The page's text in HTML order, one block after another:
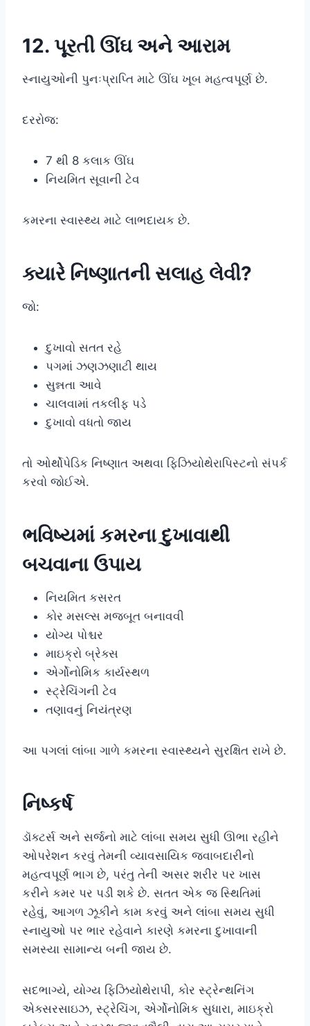
12. પૂરતી ઊંઘ અને આરામ
સ્નાયુઓની પુનઃપ્રાપ્તિ માટે ઊંઘ ખૂબ મહત્વપૂર્ણ છે.
દરરોજ:
7 થી 8 કલાક ઊંઘ
નિયમિત સૂવાની ટેવ
કમરના સ્વાસ્થ્ય માટે લાભદાયક છે.
ક્યારે નિષ્ણાતની સલાહ લેવી?
જો:
દુખાવો સતત રહે
પગમાં ઝણઝણાટી થાય
સુન્નતા આવે
ચાલવામાં તકલીફ પડે
દુખાવો વધતો જાય
તો ઓર્થોપેડિક નિષ્ણાત અથવા ફિઝિયોથેરાપિસ્ટનો સંપર્ક
કરવો જોઈએ.
ભવિષ્યમાં કમરના દુખાવાથી
બચવાના ઉપાય
નિયમિત કસરત
કોર મસલ્સ મજબૂત બનાવવી
યોગ્ય પોશ્ચર
માઇક્રો બ્રેક્સ
એર્ગોનોમિક કાર્યસ્થળ
સ્ટ્રેચિંગની ટેવ
તણાવનું નિયંત્રણ
આ પગલાં લાંબા ગાળે કમરના સ્વાસ્થ્યને સુરક્ષિત રાખે છે.
નિષ્કર્ષ
ડૉક્ટર્સ અને સર્જનો માટે લાંબા સમય સુધી ઊભા રહીને
ઓપરેશન કરવું તેમની વ્યાવસાયિક જવાબદારીનો
મહત્વપૂર્ણ ભાગ છે, પરંતુ તેની અસર શરીર પર ખાસ
કરીને કમર પર પડી શકે છે. સતત એક જ સ્થિતિમાં
રહેવું, આગળ ઝૂકીને કામ કરવું અને લાંબા સમય સુધી
સ્નાયુઓ પર ભાર રહેવાને કારણે કમરના દુખાવાની
સમસ્યા સામાન્ય બની જાય છે.
સદભાગ્યે, યોગ્ય ફિઝિયોથેરાપી, કોર સ્ટ્રેન્થનિંગ
એક્સરસાઇઝ, સ્ટ્રેચિંગ, એર્ગોનોમિક સુધારા, માઇક્રો